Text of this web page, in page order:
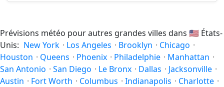
Prévisions météo pour autres grandes villes dans 🇺🇸 États-
Unis: New York · Los Angeles · Brooklyn · Chicago ·
Houston · Queens · Phoenix · Philadelphie · Manhattan ·
San Antonio · San Diego · Le Bronx · Dallas · Jacksonville ·
Austin · Fort Worth · Columbus · Indianapolis · Charlotte ·